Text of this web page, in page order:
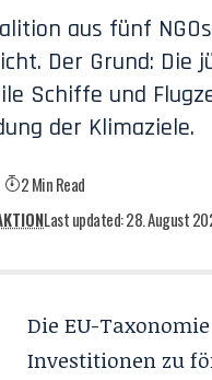
aus fünf
Der Grund: Die
Schiffe und
der Klimaziele.
Last updated: 28. August
2 Min Read
Die EU-
Investitionen zu